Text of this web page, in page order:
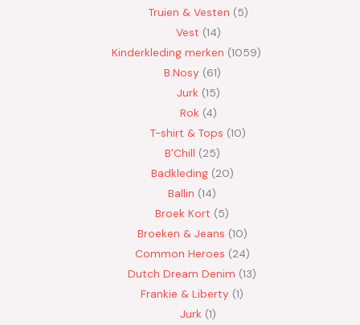
Truien & Vesten 5
Vest 14
Kinderkleding merken 1059
B.Nosy 61
Jurk 15
Rok 4
T-shirt & Tops 10
B'Chill 25
Badkleding 20
Ballin 14
Broek Kort 5
Broeken & Jeans 10
Common Heroes 24
Dutch Dream Denim 13
Frankie & Liberty 1
Jurk 1